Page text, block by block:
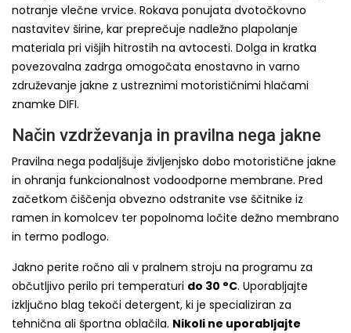
notranje vlečne vrvice. Rokava ponujata dvotočkovno
nastavitev širine, kar preprečuje nadležno plapolanje
materiala pri višjih hitrostih na avtocesti. Dolga in kratka
povezovalna zadrga omogočata enostavno in varno
združevanje jakne z ustreznimi motorističnimi hlačami
znamke DIFI.
Način vzdrževanja in pravilna nega jakne
Pravilna nega podaljšuje življenjsko dobo motoristične jakne
in ohranja funkcionalnost vodoodporne membrane. Pred
začetkom čiščenja obvezno odstranite vse ščitnike iz
ramen in komolcev ter popolnoma ločite dežno membrano
in termo podlogo.
Jakno perite ročno ali v pralnem stroju na programu za
občutljivo perilo pri temperaturi do 30 °C. Uporabljajte
izključno blag tekoči detergent, ki je specializiran za
tehnična ali športna oblačila. Nikoli ne uporabljajte